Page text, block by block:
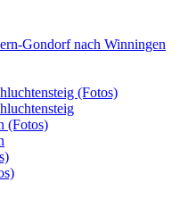
Gondorf nach Winningen
(Fotos)
(Fotos)